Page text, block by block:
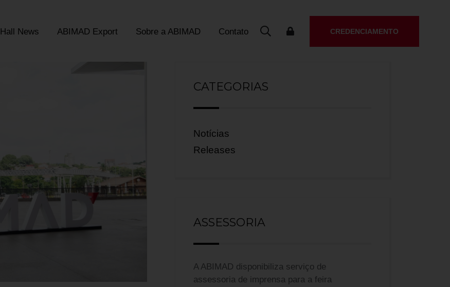
Hall News ABIMAD Export Sobre a ABIMAD Contato CREDENCIAMENTO
CATEGORIAS
Notícias
Releases
ASSESSORIA
A ABIMAD disponibiliza serviço de
assessoria de imprensa para a feira